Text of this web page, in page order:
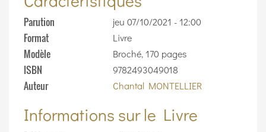
Parution jeu 07/10/2021 - 12:00
Format Livre
Modèle Broché, 170 pages
ISBN 9782493049018
Auteur Chantal MONTELLIER
Informations sur le Livre